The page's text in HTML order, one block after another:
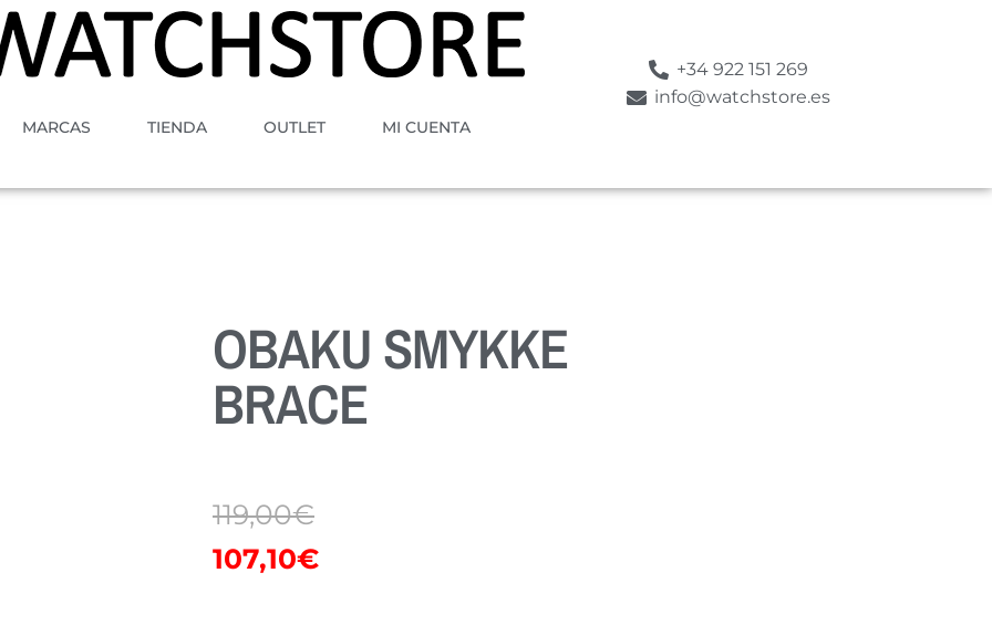
MARCAS TIENDA OUTLET MI CUENTA
+34 922 151 269
info@watchstore.es
OBAKU SMYKKE
BRACE
119,00€
107,10€